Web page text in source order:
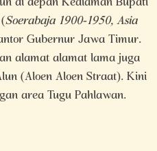
Soerabaja 1900-1950, Asia
Gubernur Jawa Timur.
alamat alamat lama juga
(Aloen Aloen Straat). Kini
area Tugu Pahlawan.